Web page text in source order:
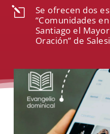
l
Se ofrecen dos
“Comunidades
Santiago el
Oración” de